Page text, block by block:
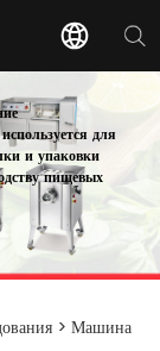
для
и упаковки
пищевых
> Машина